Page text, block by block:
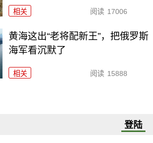
相关 阅读 17006
黄海这出“老将配新王”，把俄罗斯
海军看沉默了
相关 阅读 15888
登陆